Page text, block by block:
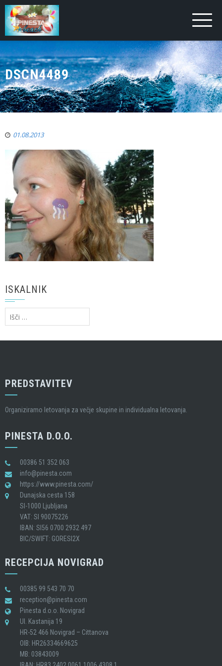
DSCN4489
01.08.2013
ISKALNIK
Išči:
PREDSTAVITEV
Organiziramo letovanja za večje skupine in individualna letovanja.
PINESTA D.O.O.
00386 51 352 063
info@pinesta.com
https://www.pinesta.com/
Dunajska cesta 158
SI-1000 Ljubljana
VAT: SI 90075226
IBAN: SI56 0700 2932 497
BIC/SWIFT: GORESI2X
RECEPCIJA NOVIGRAD
00385 99 543 70 70
reception@pinesta.com
Pinesta d.o.o. Novigrad
Ul. Kastanija 19
HR-52 466 Novigrad – Cittanova
OIB: HR26334669625
MB: 03843009